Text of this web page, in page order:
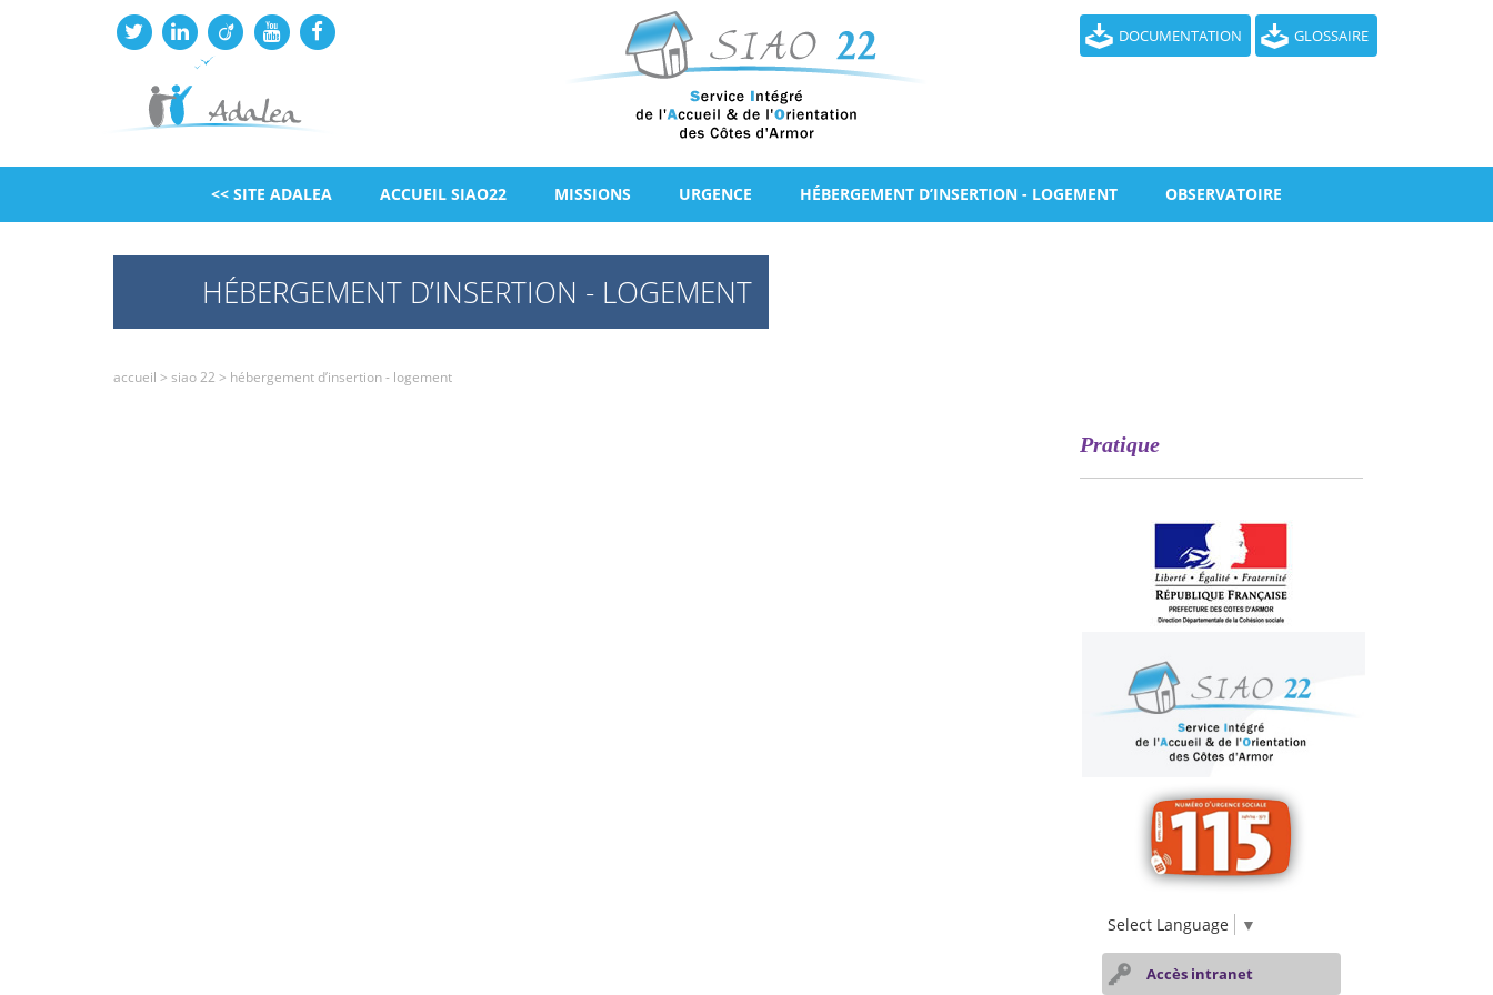
DOCUMENTATION GLOSSAIRE
<< SITE ADALEA ACCUEIL SIAO22 MISSIONS URGENCE HÉBERGEMENT D’INSERTION - LOGEMENT OBSERVATOIRE
HÉBERGEMENT D’INSERTION - LOGEMENT
accueil > siao 22 > hébergement d’insertion - logement
Pratique
Select Language ▼
Accès intranet